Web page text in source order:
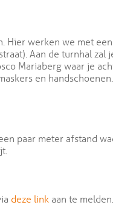
werken we met
Aan de turnhal zal
Mariaberg waar je
en
paar meter afstand
deze link aan te